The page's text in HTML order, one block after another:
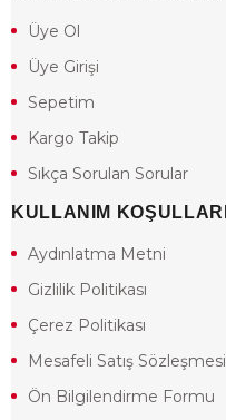
Üye Ol
Üye Girişi
Sepetim
Kargo Takip
Sıkça Sorulan Sorular
KULLANIM KOŞULLARI
Aydınlatma Metni
Gizlilik Politikası
Çerez Politikası
Mesafeli Satış Sözleşmesi
Ön Bilgilendirme Formu